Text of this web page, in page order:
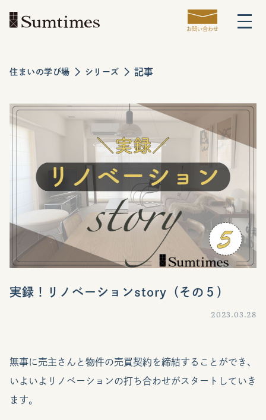
お問い合わせ
住まいの学び場 シリーズ 記事
実録！リノベーションstory（その５）
2023.03.28
無事に売主さんと物件の売買契約を締結することができ、
いよいよリノベーションの打ち合わせがスタートしていき
ます。